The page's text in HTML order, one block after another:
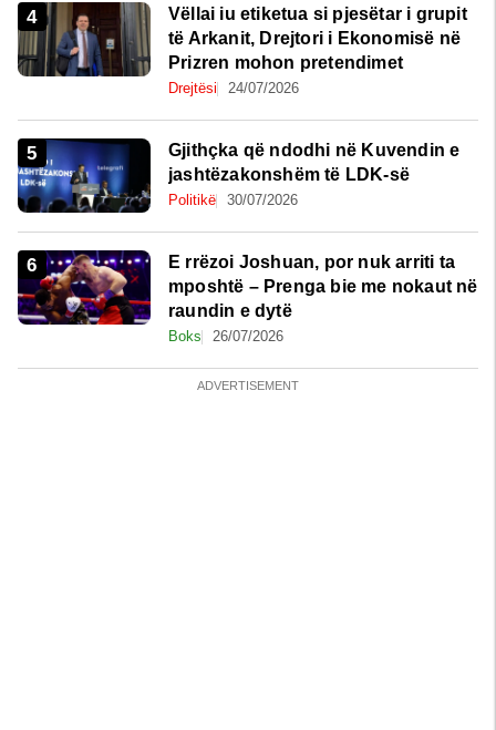
Vëllai iu etiketua si pjesëtar i grupit
të Arkanit, Drejtori i Ekonomisë në
Prizren mohon pretendimet
Drejtësi 24/07/2026
Gjithçka që ndodhi në Kuvendin e
jashtëzakonshëm të LDK-së
Politikë 30/07/2026
E rrëzoi Joshuan, por nuk arriti ta
mposhtë – Prenga bie me nokaut në
raundin e dytë
Boks 26/07/2026